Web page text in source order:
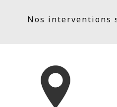
Nos interventions